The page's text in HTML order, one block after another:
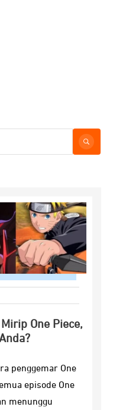
One Piece,
penggemar One
episode One
menunggu